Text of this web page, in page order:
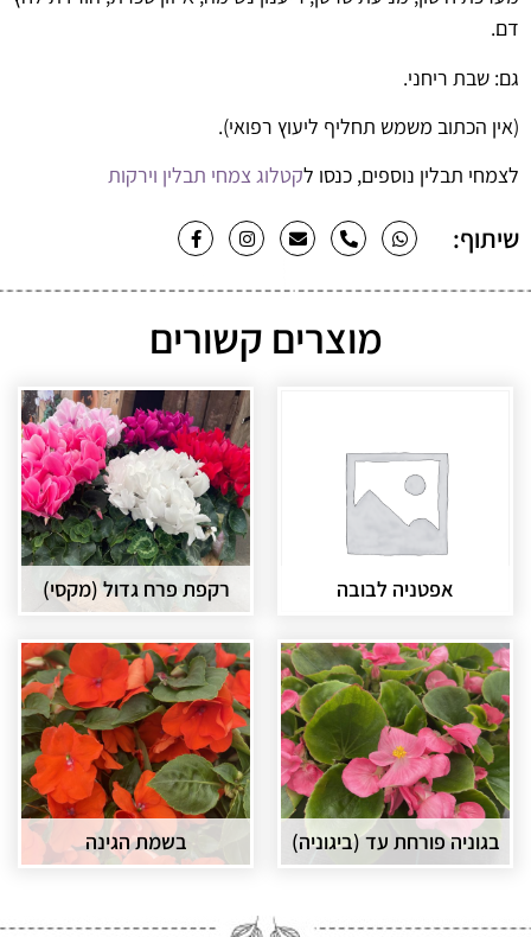
דם.
גם: שבת ריחני.
(אין הכתוב משמש תחליף ליעוץ רפואי).
לצמחי תבלין נוספים, כנסו לקטלוג צמחי תבלין וירקות
שיתוף:
מוצרים קשורים
אפטניה לבובה רקפת פרח גדול (מקסי)
בגוניה פורחת עד (ביגוניה) בשמת הגינה